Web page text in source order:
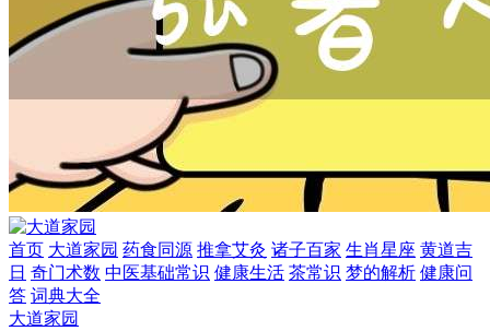
首页 大道家园 药食同源 推拿艾灸 诸子百家 生肖星座 黄道吉
日 奇门术数 中医基础常识 健康生活 茶常识 梦的解析 健康问
答 词典大全
大道家园